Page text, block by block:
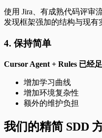
使用 Jira、有成熟代码评审
发现框架强加的结构与现有
4. 保持简单
Cursor Agent + Rules 已经足
增加学习曲线
增加环境复杂性
额外的维护负担
我们的精简 SDD